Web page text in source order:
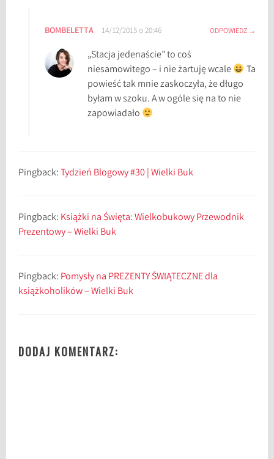
k
s
i
ą
ż
k
ś
ę
t
BOMBELETTA 14/12/2015 o 20:46 ODPOWIEDZ
„Stacja jedenaście” to coś
niesamowitego – i nie żartuję wcale
Ta
powieść tak mnie zaskoczyła, że długo
byłam w szoku. A w ogóle się na to nie
zapowiadało
Pingback:Tydzień Blogowy #30 | Wielki Buk
Pingback: Książki na Święta: Wielkobukowy Przewodnik
Prezentowy – Wielki Buk
Pingback: Pomysły na PREZENTY ŚWIĄTECZNE dla
książkoholików – Wielki Buk
DODAJ KOMENTARZ: